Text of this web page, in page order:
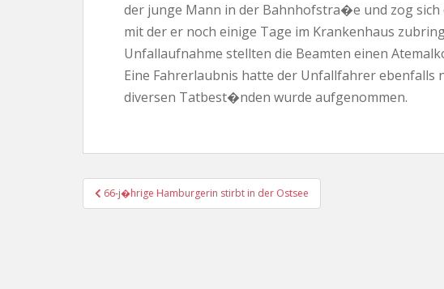
der junge Mann in der Bahnhofstra�e und zog
mit der er noch einige Tage im Krankenhaus
Unfallaufnahme stellten die Beamten einen
Eine Fahrerlaubnis hatte der Unfallfahrer ebenfalls
diversen Tatbest�nden wurde aufgenommen.
Beitragsnavigation
66-j�hrige Hamburgerin stirbt in der Ostsee